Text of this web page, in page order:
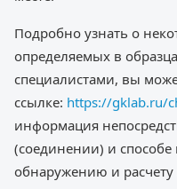
Подробно узнать о
определяемых в
специалистами, вы
ссылке: https://gklab.ru/
информация
(соединении) и способе
обнаружению и